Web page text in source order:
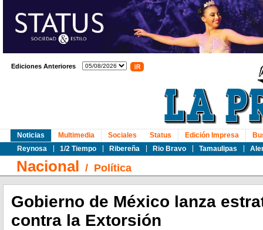
Ediciones Anteriores
Noticias
Reynosa
1/2 Tiempo Ribereña Rio Bravo Tamaulipas
Multimedia Sociales Status Edición Impresa
Nacional / Política
Gobierno de México lanza
contra la Extorsión